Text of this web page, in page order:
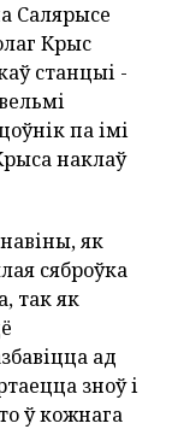
Салярысе
Крыс
станцыі -
па імі
наклаў
як
сяброўка
так як
ад
зноў і
ў кожнага